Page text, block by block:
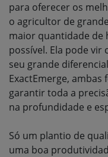
para oferecer os
o agricultor de
maior quantidade de
possível. Ela pode vir
seu grande
ExactEmerge,
garantir toda a
na profundidade e
Só um plantio de
uma boa